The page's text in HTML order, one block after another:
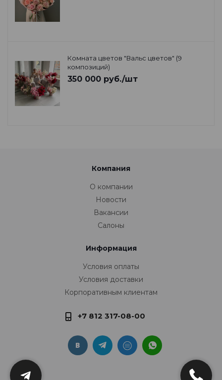
Комната цветов "Вальс цветов" (9
композиций)
350 000 руб./шт
Компания
О компании
Новости
Вакансии
Салоны
Информация
Условия оплаты
Условия доставки
Корпоративным клиентам
+7 812 317-08-00